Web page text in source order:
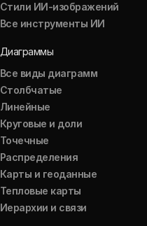
Стили ИИ-изображений
Все инструменты ИИ
Диаграммы
Все виды диаграмм
Столбчатые
Линейные
Круговые и доли
Точечные
Распределения
Карты и геоданные
Тепловые карты
Иерархии и связи